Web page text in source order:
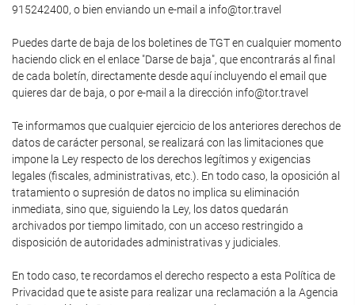
915242400, o bien enviando un e-mail a info@tor.travel
Puedes darte de baja de los boletines de TGT en cualquier momento
haciendo click en el enlace "Darse de baja", que encontrarás al final
de cada boletín, directamente desde aquí incluyendo el email que
quieres dar de baja, o por e-mail a la dirección info@tor.travel
Te informamos que cualquier ejercicio de los anteriores derechos de
datos de carácter personal, se realizará con las limitaciones que
impone la Ley respecto de los derechos legítimos y exigencias
legales (fiscales, administrativas, etc.). En todo caso, la oposición al
tratamiento o supresión de datos no implica su eliminación
inmediata, sino que, siguiendo la Ley, los datos quedarán
archivados por tiempo limitado, con un acceso restringido a
disposición de autoridades administrativas y judiciales.
En todo caso, te recordamos el derecho respecto a esta Política de
Privacidad que te asiste para realizar una reclamación a la Agencia